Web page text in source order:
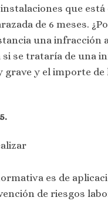
que
de 6 meses.
una infracción
si se trataría de una
grave y el importe de
es de
de riesgos